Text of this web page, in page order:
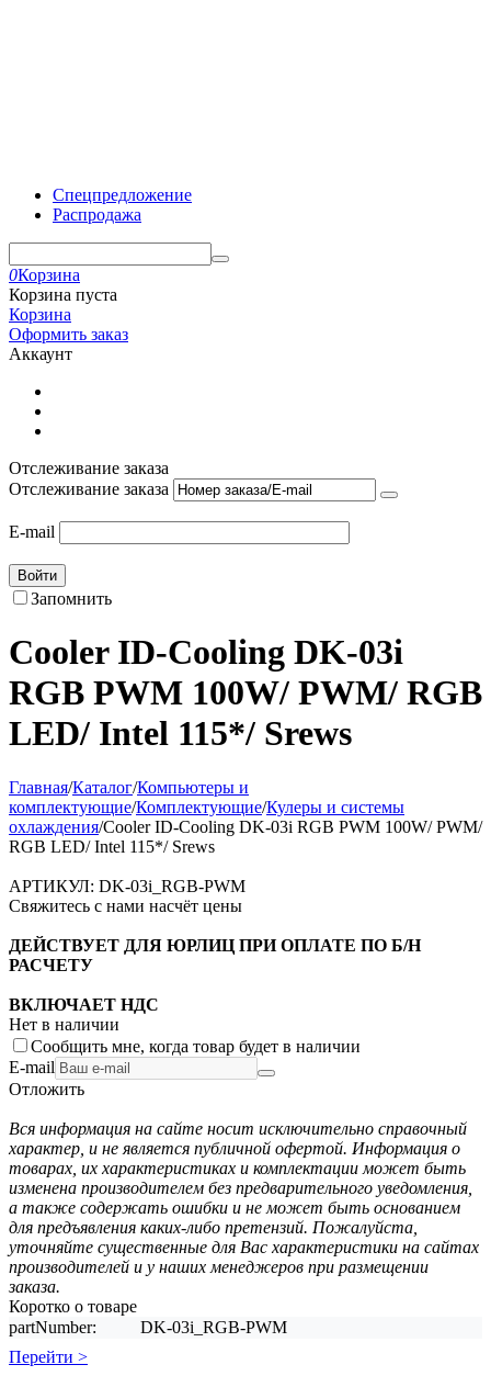
Спецпредложение
Распродажа
0Корзина
Корзина пуста
Корзина
Оформить заказ
Аккаунт
Отслеживание заказа
Отслеживание заказа
E-mail
Войти
Запомнить
Cooler ID-Cooling DK-03i
RGB PWM 100W/ PWM/ RGB
LED/ Intel 115*/ Srews
Главная/Каталог/Компьютеры и
комплектующие/Комплектующие/Кулеры и системы
охлаждения/Cooler ID-Cooling DK-03i RGB PWM 100W/ PWM/
RGB LED/ Intel 115*/ Srews
АРТИКУЛ: DK-03i_RGB-PWM
Свяжитесь с нами насчёт цены
ДЕЙСТВУЕТ ДЛЯ ЮРЛИЦ ПРИ ОПЛАТЕ ПО Б/Н
РАСЧЕТУ
ВКЛЮЧАЕТ НДС
Нет в наличии
Сообщить мне, когда товар будет в наличии
E-mail
Отложить
Вся информация на сайте носит исключительно справочный
характер, и не является публичной офертой. Информация о
товарах, их характеристиках и комплектации может быть
изменена производителем без предварительного уведомления,
а также содержать ошибки и не может быть основанием
для предъявления каких-либо претензий. Пожалуйста,
уточняйте существенные для Вас характеристики на сайтах
производителей и у наших менеджеров при размещении
заказа.
Коротко о товаре
partNumber:
DK-03i_RGB-PWM
Перейти >